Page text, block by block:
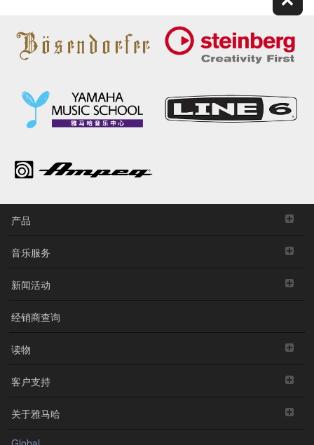
产品
音乐服务
新闻活动
经销商查询
读物
客户支持
关于雅马哈